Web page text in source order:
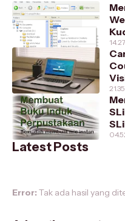
14.27
21.35
Latest Posts
Error: Tak ada hasil yang